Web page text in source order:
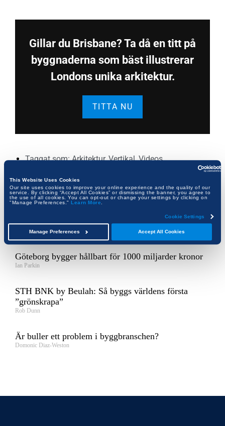
This Website Uses Cookies
Our site uses cookies to improve your online experience and the quality of our
service. By clicking “Accept All Cookies” or dismissing the banner, you agree to
the use of all cookies. You can opt-out or change your settings by clicking on
"Manage Preferences." Learn More
Cookie Settings
Accept All Cookies
Manage Preferences
Gillar du Brisbane? Ta då en titt på
byggnaderna som bäst illustrerar
Londons unika arkitektur.
TITTA NU
Taggat som:Arkitektur,Vertikal,Videos
Se fler videofilmer
större medvetenhet och stöd kring psykisk ohälsa
Frank Kalman
Göteborg bygger hållbart för 1000 miljarder kronor
Ian Parkin
STH BNK by Beulah: Så byggs världens första
”grönskrapa”
Rob Dunn
Är buller ett problem i byggbranschen?
Domonic Diaz-Weston